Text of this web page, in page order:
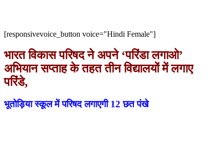
[responsivevoice_button voice="Hindi Female"]
भारत विकास परिषद ने अपने ‘परिंडा लगाओ’
अभियान सप्ताह के तहत तीन विद्यालयों में लगाए
परिंडे,
भूतोड़िया स्कूल में परिषद लगाएगी 12 छत पंखे